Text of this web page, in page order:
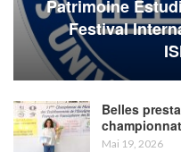
Patrimoine
Festival
Belles
Mai 19, 2026